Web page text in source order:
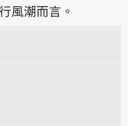
風潮而言。